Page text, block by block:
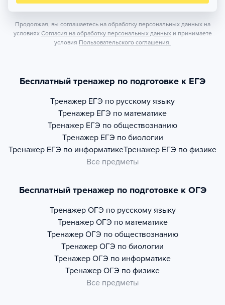
Продолжая, вы соглашаетесь на обработку персональных данных на
условиях Согласия на обработку персональных данных и принимаете
условия Пользовательского соглашения.
Бесплатный тренажер по подготовке к ЕГЭ
Тренажер ЕГЭ по русскому языку
Тренажер ЕГЭ по математике
Тренажер ЕГЭ по обществознанию
Тренажер ЕГЭ по биологии
Тренажер ЕГЭ по информатикеТренажер ЕГЭ по физике
Все предметы
Бесплатный тренажер по подготовке к ОГЭ
Тренажер ОГЭ по русскому языку
Тренажер ОГЭ по математике
Тренажер ОГЭ по обществознанию
Тренажер ОГЭ по биологии
Тренажер ОГЭ по информатике
Тренажер ОГЭ по физике
Все предметы